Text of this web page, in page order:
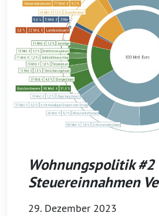
Wohnungspolitik #2
Steuereinnahmen
29. Dezember 2023